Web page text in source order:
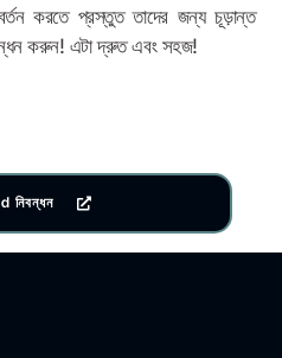
করতে প্রস্তুত তাদের জন্য চূড়ান্ত
করুন! এটা দ্রুত এবং সহজ!
নিবন্ধন